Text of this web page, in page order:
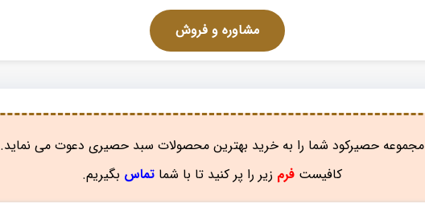
مشاوره و فروش
مجموعه حصیرکود شما را به خرید بهترین محصولات سبد حصیری دعوت می نماید.
کافیستفرم زیر را پر کنید تا با شماتماس بگیریم.